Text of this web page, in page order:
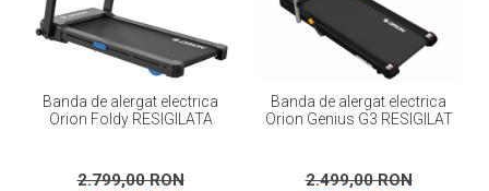
Banda de alergat electrica
Orion Foldy RESIGILATA
2.799,00 RON
Banda de alergat electrica
Orion Genius G3 RESIGILAT
2.499,00 RON